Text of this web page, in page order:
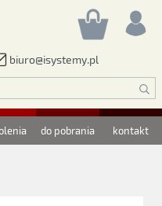
biuro@isystemy.pl
do pobrania kontakt